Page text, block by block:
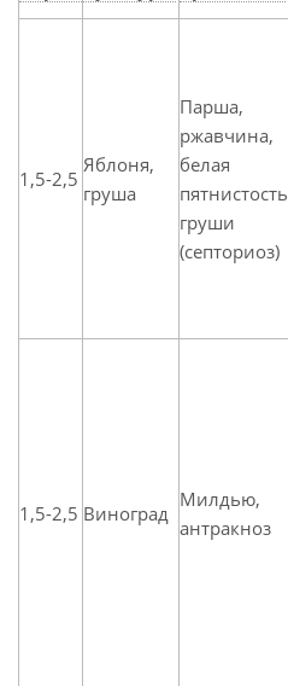
1,5-2,5
Яблоня,
груша
Парша,
ржавчина,
белая
пятнистость
груши
(септориоз)
1,5-2,5 Виноград
Милдью,
антракноз